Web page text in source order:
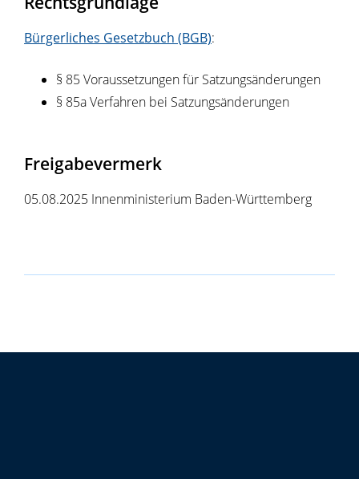
Bürgerliches Gesetzbuch (BGB):
§ 85 Voraussetzungen für Satzungsänderungen
§ 85a Verfahren bei Satzungsänderungen
Freigabevermerk
05.08.2025 Innenministerium Baden-Württemberg